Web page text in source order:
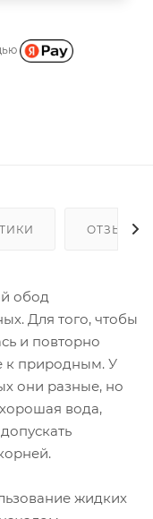
ОТЗЫВЫ
обод
Для того, чтобы
и повторно
к природным. У
они разные, но
вода,
жидких